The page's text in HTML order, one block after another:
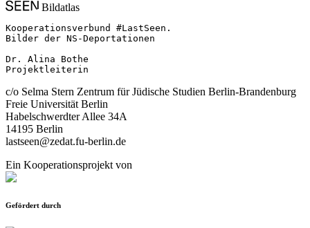
Bildatlas
Kooperationsverbund #LastSeen.
Bilder der NS-Deportationen
Dr. Alina Bothe
Projektleiterin
c/o Selma Stern Zentrum für Jüdische Studien Berlin-Brandenburg
Freie Universität Berlin
Habelschwerdter Allee 34A
14195 Berlin
lastseen@zedat.fu-berlin.de
Ein Kooperationsprojekt von
Gefördert durch